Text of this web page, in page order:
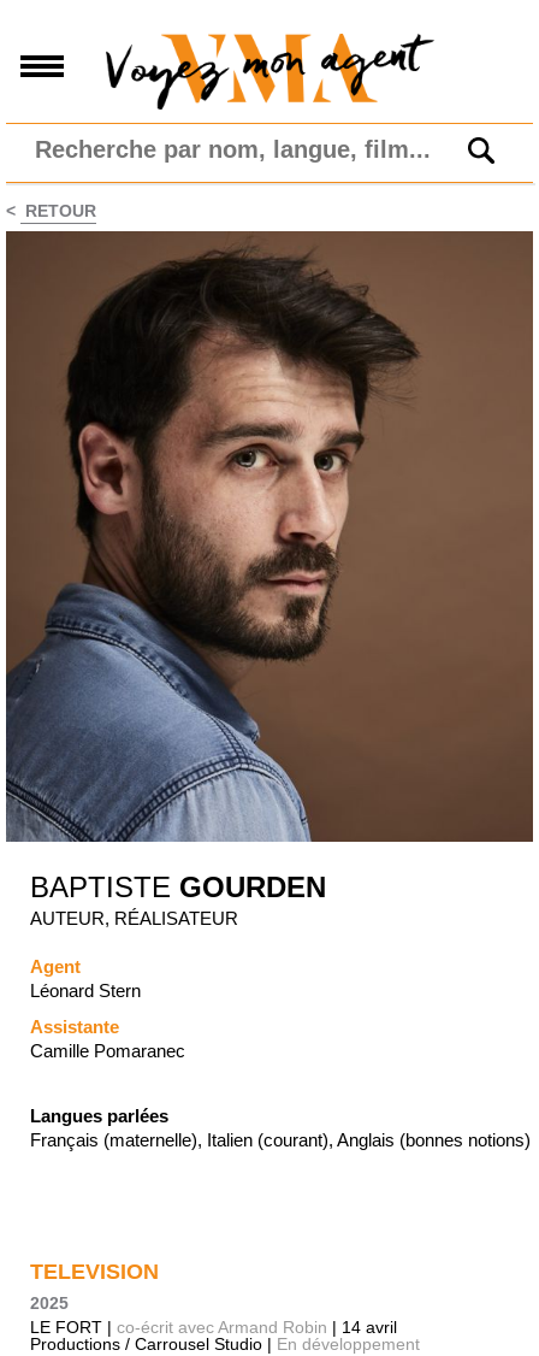
< RETOUR
BAPTISTE GOURDEN
AUTEUR, RÉALISATEUR
Agent
Léonard Stern
Assistante
Camille Pomaranec
Langues parlées
Français (maternelle), Italien (courant), Anglais (bonnes notions)
TELEVISION
2025
LE FORT | co-écrit avec Armand Robin | 14 avril
Productions / Carrousel Studio | En développement